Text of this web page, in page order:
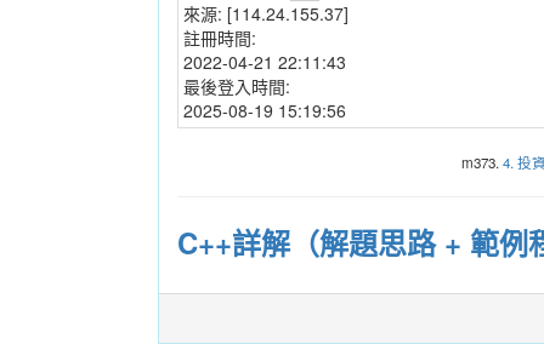
來源: [114.24.155.37]
註冊時間:
2022-04-21 22:11:43
最後登入時間:
2025-08-19 15:19:56
m373.4. 投
C++詳解（解題思路 + 範例